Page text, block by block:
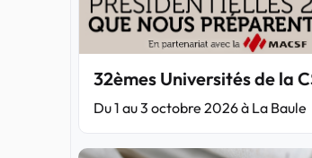
32èmes Universités de la
Du 1 au 3 octobre 2026 à La Baule